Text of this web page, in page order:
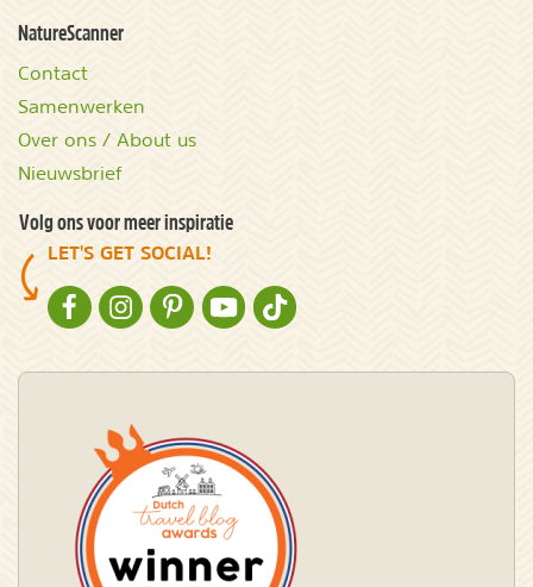
NatureScanner
Contact
Samenwerken
Over ons / About us
Nieuwsbrief
Volg ons voor meer inspiratie
LET'S GET SOCIAL!
NATURESCANNER OP FACEBOOK
NATURESCANNER OP INSTAGRAM
NATURESCANNER OP PINTEREST
NATURESCANNER OP YOUTUBE
NATURESCANNER OP TIKTOK